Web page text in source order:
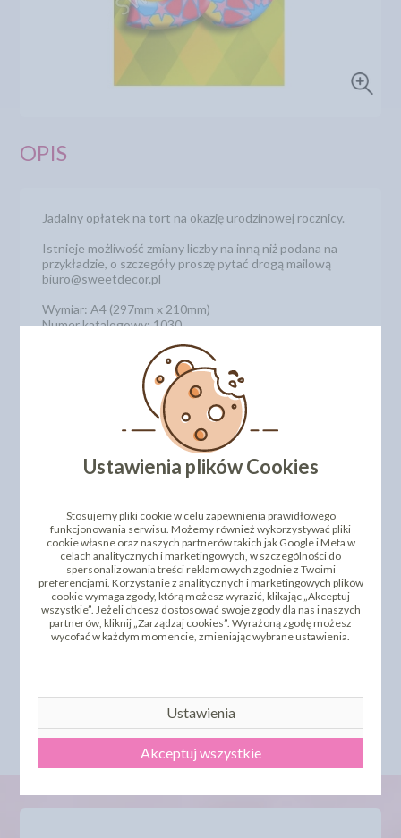
OPIS
Jadalny opłatek na tort na okazję urodzinowej rocznicy.
Istnieje możliwość zmiany liczby na inną niż podana na
przykładzie, o szczegóły proszę pytać drogą mailową
biuro@sweetdecor.pl
Wymiar: A4 (297mm x 210mm)
Numer katalogowy: 1030
DODAJ SWOJĄ OPINIĘ
PRODUKTY PODOBNE
INNI KLIENCI KUPILI TEŻ
OPŁATEK NA TORT
CHRZEST, ROCZEK 4231 -
OPŁATEK NA TORT
HALLOWEEN - 00587A - 21
Ustawienia plików Cookies
Stosujemy pliki cookie w celu zapewnienia prawidłowego
funkcjonowania serwisu. Możemy również wykorzystywać pliki
cookie własne oraz naszych partnerów takich jak Google i Meta w
celach analitycznych i marketingowych, w szczególności do
spersonalizowania treści reklamowych zgodnie z Twoimi
preferencjami. Korzystanie z analitycznych i marketingowych plików
cookie wymaga zgody, którą możesz wyrazić, klikając „Akceptuj
wszystkie”. Jeżeli chcesz dostosować swoje zgody dla nas i naszych
partnerów, kliknij „Zarządzaj cookies”. Wyrażoną zgodę możesz
wycofać w każdym momencie, zmieniając wybrane ustawienia.
Ustawienia
Akceptuj wszystkie